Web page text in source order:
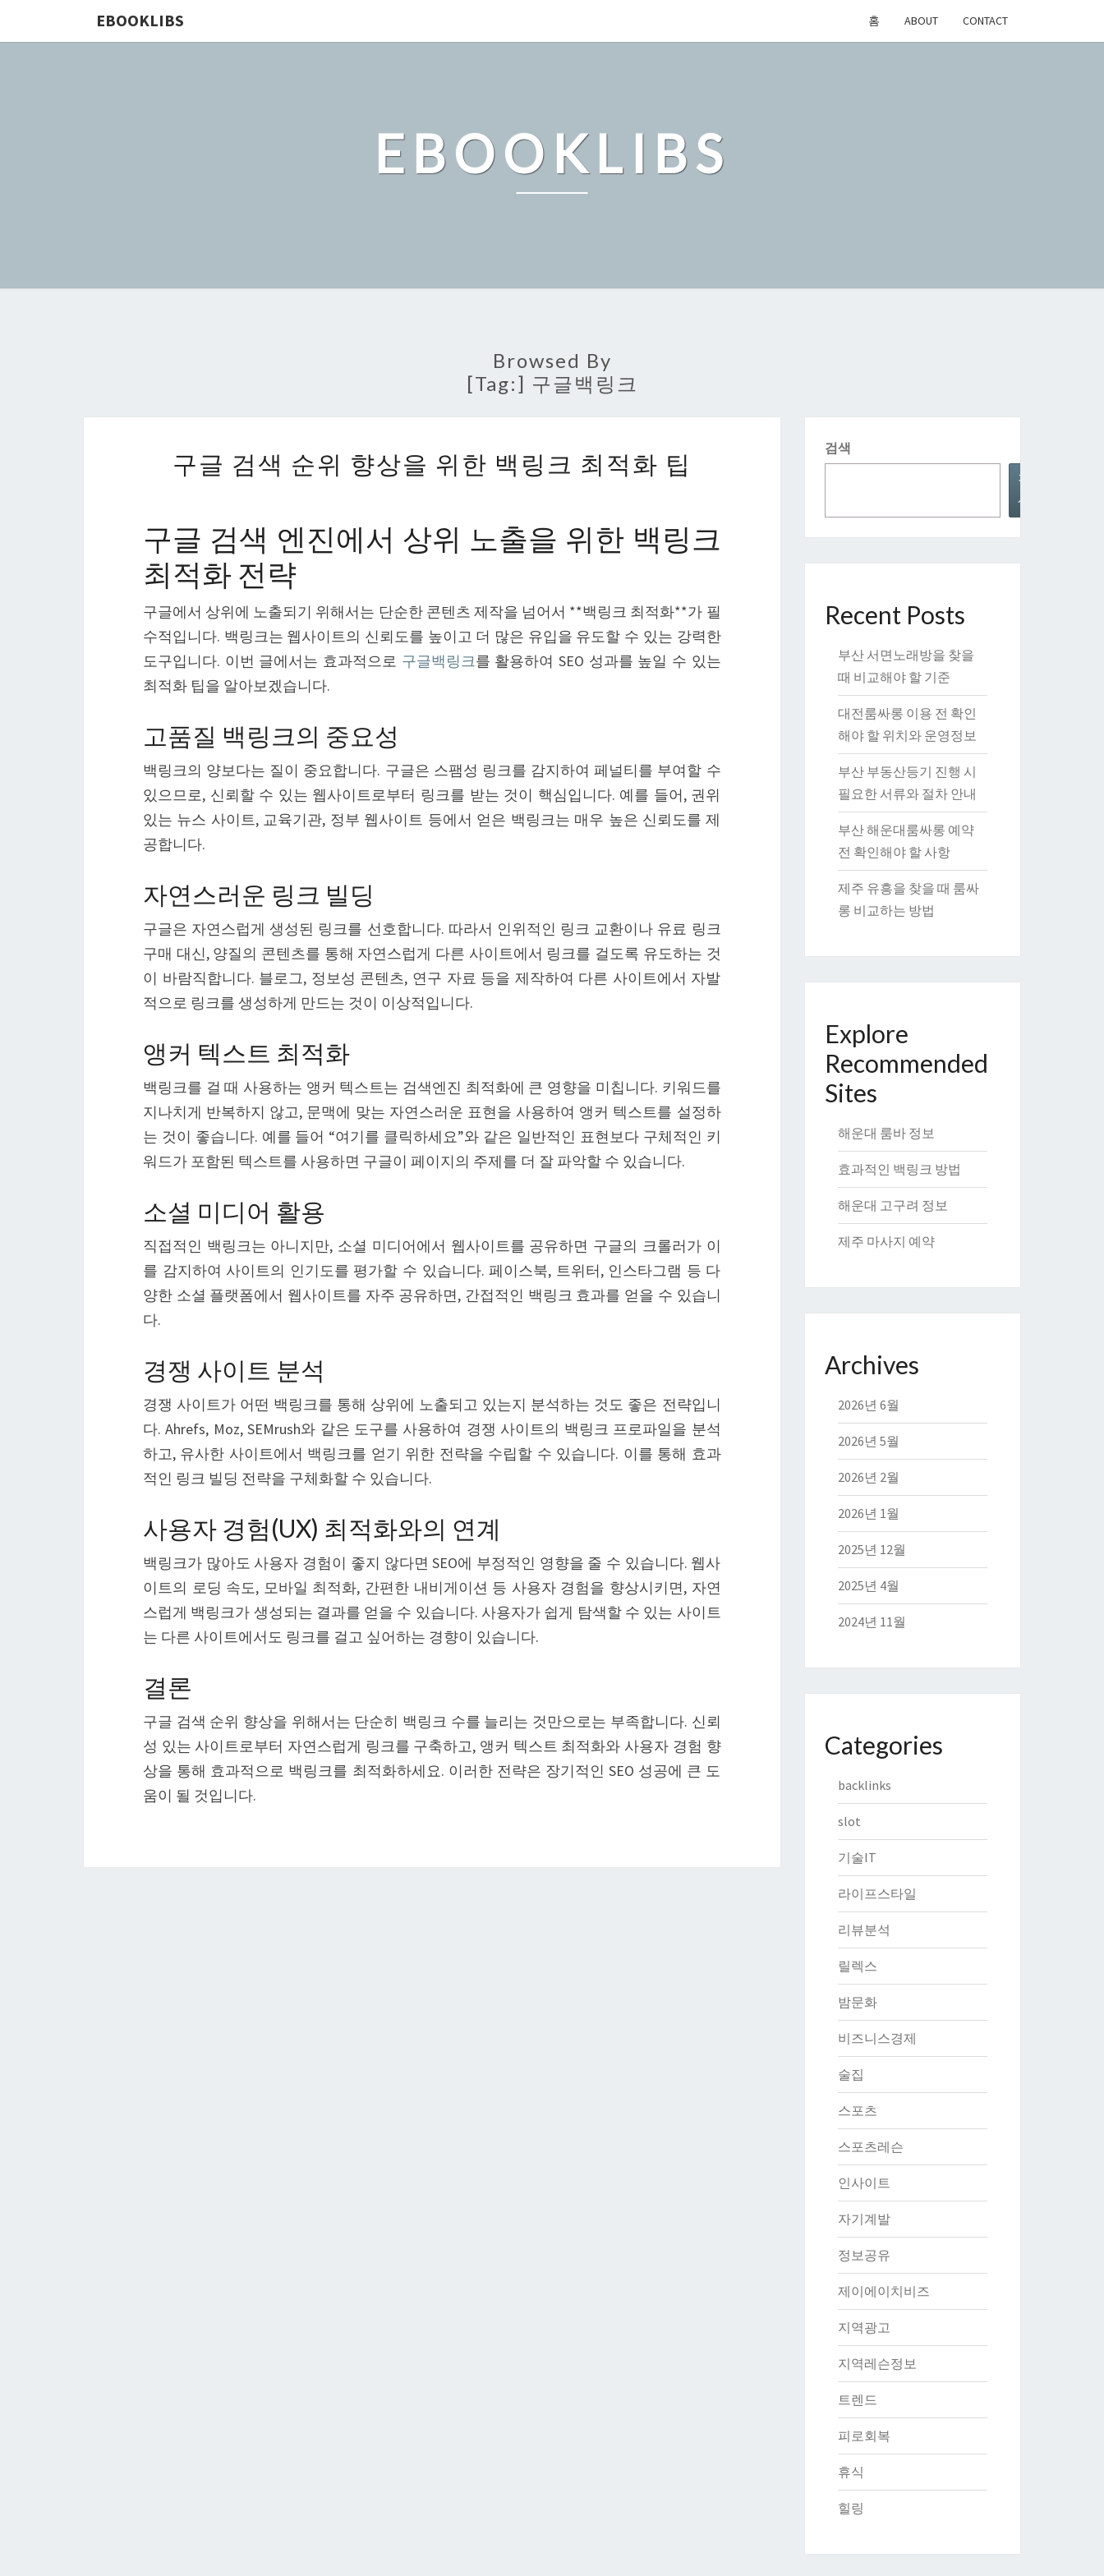
EBOOKLIBS 홈 ABOUT CONTACT
EBOOKLIBS
Browsed By
[Tag:] 구글백링크
글
순
상
을
위
크
최
적
구글 검색 순위 향상을 위한 백링크 최적화 팁
구글 검색 엔진에서 상위 노출을 위한 백링크
최적화 전략
구글에서 상위에 노출되기 위해서는 단순한 콘텐츠 제작을 넘어서 **백링크 최적화**가 필
수적입니다. 백링크는 웹사이트의 신뢰도를 높이고 더 많은 유입을 유도할 수 있는 강력한
도구입니다. 이번 글에서는 효과적으로 구글백링크를 활용하여 SEO 성과를 높일 수 있는
최적화 팁을 알아보겠습니다.
고품질 백링크의 중요성
백링크의 양보다는 질이 중요합니다. 구글은 스팸성 링크를 감지하여 페널티를 부여할 수
있으므로, 신뢰할 수 있는 웹사이트로부터 링크를 받는 것이 핵심입니다. 예를 들어, 권위
있는 뉴스 사이트, 교육기관, 정부 웹사이트 등에서 얻은 백링크는 매우 높은 신뢰도를 제
공합니다.
자연스러운 링크 빌딩
구글은 자연스럽게 생성된 링크를 선호합니다. 따라서 인위적인 링크 교환이나 유료 링크
구매 대신, 양질의 콘텐츠를 통해 자연스럽게 다른 사이트에서 링크를 걸도록 유도하는 것
이 바람직합니다. 블로그, 정보성 콘텐츠, 연구 자료 등을 제작하여 다른 사이트에서 자발
적으로 링크를 생성하게 만드는 것이 이상적입니다.
앵커 텍스트 최적화
백링크를 걸 때 사용하는 앵커 텍스트는 검색엔진 최적화에 큰 영향을 미칩니다. 키워드를
지나치게 반복하지 않고, 문맥에 맞는 자연스러운 표현을 사용하여 앵커 텍스트를 설정하
는 것이 좋습니다. 예를 들어 “여기를 클릭하세요”와 같은 일반적인 표현보다 구체적인 키
워드가 포함된 텍스트를 사용하면 구글이 페이지의 주제를 더 잘 파악할 수 있습니다.
소셜 미디어 활용
직접적인 백링크는 아니지만, 소셜 미디어에서 웹사이트를 공유하면 구글의 크롤러가 이
를 감지하여 사이트의 인기도를 평가할 수 있습니다. 페이스북, 트위터, 인스타그램 등 다
양한 소셜 플랫폼에서 웹사이트를 자주 공유하면, 간접적인 백링크 효과를 얻을 수 있습니
다.
경쟁 사이트 분석
경쟁 사이트가 어떤 백링크를 통해 상위에 노출되고 있는지 분석하는 것도 좋은 전략입니
다. Ahrefs, Moz, SEMrush와 같은 도구를 사용하여 경쟁 사이트의 백링크 프로파일을 분석
하고, 유사한 사이트에서 백링크를 얻기 위한 전략을 수립할 수 있습니다. 이를 통해 효과
적인 링크 빌딩 전략을 구체화할 수 있습니다.
사용자 경험(UX) 최적화와의 연계
백링크가 많아도 사용자 경험이 좋지 않다면 SEO에 부정적인 영향을 줄 수 있습니다. 웹사
이트의 로딩 속도, 모바일 최적화, 간편한 내비게이션 등 사용자 경험을 향상시키면, 자연
스럽게 백링크가 생성되는 결과를 얻을 수 있습니다. 사용자가 쉽게 탐색할 수 있는 사이트
는 다른 사이트에서도 링크를 걸고 싶어하는 경향이 있습니다.
결론
구글 검색 순위 향상을 위해서는 단순히 백링크 수를 늘리는 것만으로는 부족합니다. 신뢰
성 있는 사이트로부터 자연스럽게 링크를 구축하고, 앵커 텍스트 최적화와 사용자 경험 향
상을 통해 효과적으로 백링크를 최적화하세요. 이러한 전략은 장기적인 SEO 성공에 큰 도
움이 될 것입니다.
검색
검
색
Recent Posts
부산 서면노래방을 찾을
때 비교해야 할 기준
대전룸싸롱 이용 전 확인
해야 할 위치와 운영정보
부산 부동산등기 진행 시
필요한 서류와 절차 안내
부산 해운대룸싸롱 예약
전 확인해야 할 사항
제주 유흥을 찾을 때 룸싸
롱 비교하는 방법
Explore
Recommended
Sites
해운대 룸바 정보
효과적인 백링크 방법
해운대 고구려 정보
제주 마사지 예약
Archives
2026년 6월
2026년 5월
2026년 2월
2026년 1월
2025년 12월
2025년 4월
2024년 11월
Categories
backlinks
slot
기술IT
라이프스타일
리뷰분석
릴렉스
밤문화
비즈니스경제
술집
스포츠
스포츠레슨
인사이트
자기계발
정보공유
제이에이치비즈
지역광고
지역레슨정보
트렌드
피로회복
휴식
힐링